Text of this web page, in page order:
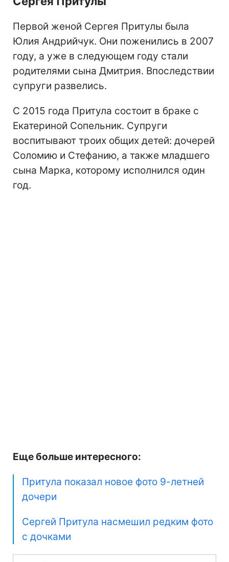
Первой женой Сергея Притулы была
Юлия Андрийчук. Они поженились в 2007
году, а уже в следующем году стали
родителями сына Дмитрия. Впоследствии
супруги развелись.
С 2015 года Притула состоит в браке с
Екатериной Сопельник. Супруги
воспитывают троих общих детей: дочерей
Соломию и Стефанию, а также младшего
сына Марка, которому исполнился один
год.
Еще больше интересного:
Притула показал новое фото 9-летней
дочери
Сергей Притула насмешил редким фото
с дочками